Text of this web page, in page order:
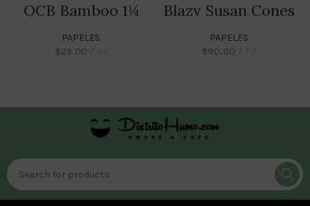
OCB Bamboo 1¼
PAPELES
$25.00
Blazy Susan Cones
– 1 1/4 Size
PAPELES
$90.00